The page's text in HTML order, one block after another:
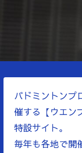
バドミントンプ
催する【ウエン
特設サイト。
毎年も各地で開